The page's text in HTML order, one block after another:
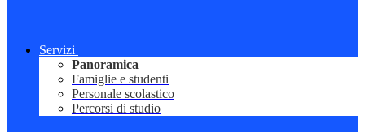
Servizi
Panoramica
Famiglie e studenti
Personale scolastico
Percorsi di studio